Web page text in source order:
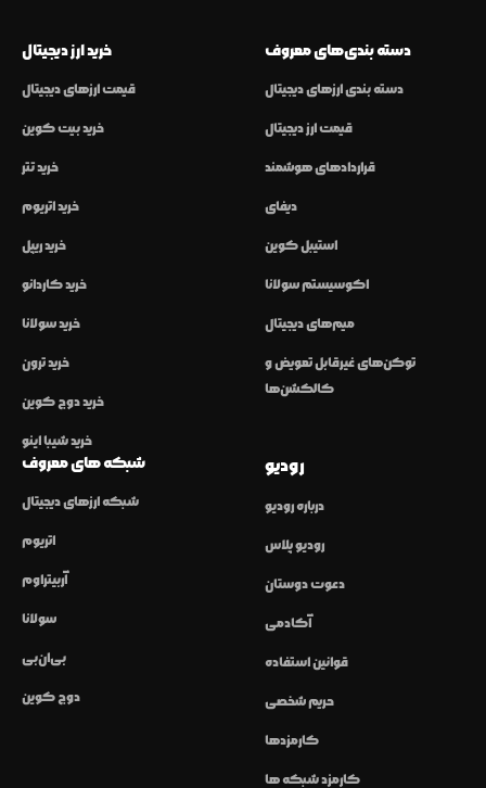
خرید ارز دیجیتال
قیمت ارزهای دیجیتال
خرید بیت کوین
خرید تتر
خرید اتریوم
خرید ریپل
خرید کاردانو
خرید سولانا
خرید ترون
خرید دوج کوین
خرید شیبا اینو
دسته بندی‌های معروف
دسته بندی ارزهای دیجیتال
قیمت ارز دیجیتال
قراردادهای هوشمند
دیفای
استیبل کوین
اکوسیستم سولانا
میم‌های دیجیتال
توکن‌های غیرقابل تعویض و
کالکشن‌ها
شبکه های معروف
شبکه ارزهای دیجیتال
اتریوم
آربیتراوم
سولانا
بی‌ان‌بی
دوج کوین
رودیو
درباره رودیو
رودیو پلاس
دعوت دوستان
آکادمی
قوانین استفاده
حریم شخصی
کارمزدها
کارمزد شبکه ها